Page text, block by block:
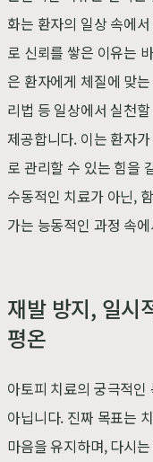
화는 환자의 일상 속에
로 신뢰를 쌓은 이유는
은 환자에게 체질에 맞
리법 등 일상에서 실천
제공합니다. 이는 환자
로 관리할 수 있는 힘을
수동적인 치료가 아닌,
가는 능동적인 과정 속
재발 방지, 일시
평온
아토피 치료의 궁극적
아닙니다. 진짜 목표는
마음을 유지하며, 다시